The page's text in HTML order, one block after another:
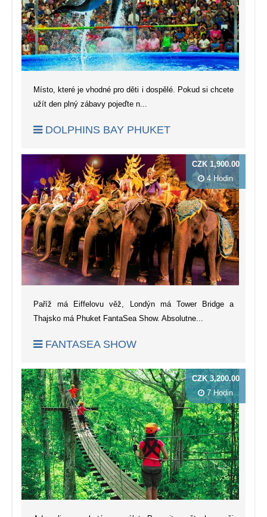
Místo, které je vhodné pro děti i dospělé. Pokud si chcete
užít den plný zábavy pojeďte n...
DOLPHINS BAY PHUKET
Paříž má Eiffelovu věž, Londýn má Tower Bridge a
Thajsko má Phuket FantaSea Show. Absolutne...
FANTASEA SHOW
CZK 1,900.00
4 Hodin
CZK 3,200.00
7 Hodin